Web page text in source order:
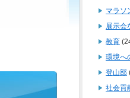
マラソ
展示会
教育
環境へ
登山部
社会貢